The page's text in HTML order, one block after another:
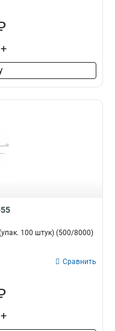
+
100 штук) (500/8000)
Сравнить
+